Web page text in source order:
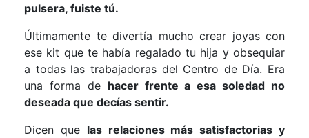
pulsera, fuiste tú.
Últimamente te divertía mucho crear joyas con
ese kit que te había regalado tu hija y obsequiar
a todas las trabajadoras del Centro de Día. Era
una forma de hacer frente a esa soledad no
deseada que decías sentir.
Dicen que las relaciones más satisfactorias y